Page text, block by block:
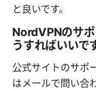
と良いです。
NordVPNのサ
うすればいいで
公式サイトのサポ
はメールで問い合